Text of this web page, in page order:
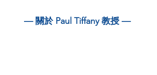
— 關於 Paul Tiffany 教授 —